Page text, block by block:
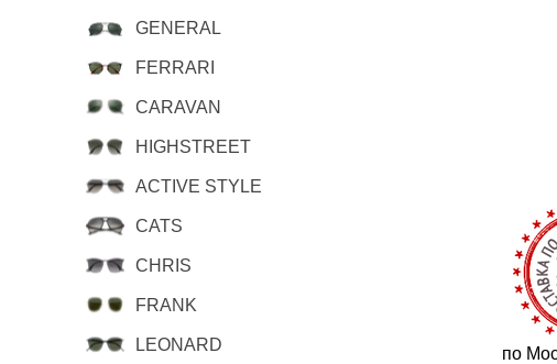
GENERAL
FERRARI
CARAVAN
HIGHSTREET
ACTIVE STYLE
CATS
CHRIS
FRANK
LEONARD
по